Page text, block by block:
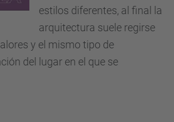
estilos diferentes, al final la
arquitectura suele regirse
y el mismo tipo de
del lugar en el que se